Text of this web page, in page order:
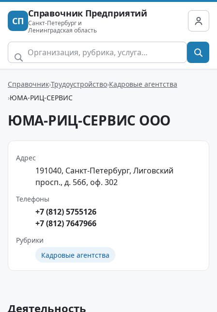
СП
Справочник Предприятий
Санкт-Петербург и
Ленинградская область
Справочник Трудоустройство Кадровые агентства
ЮМА-РИЦ-СЕРВИС
ЮМА-РИЦ-СЕРВИС ООО
Адрес
191040, Санкт-Петербург, Лиговский
просп., д. 56б, оф. 302
Телефоны
+7 (812) 5755126
+7 (812) 7647966
Рубрики
Кадровые агентства
Деятельность